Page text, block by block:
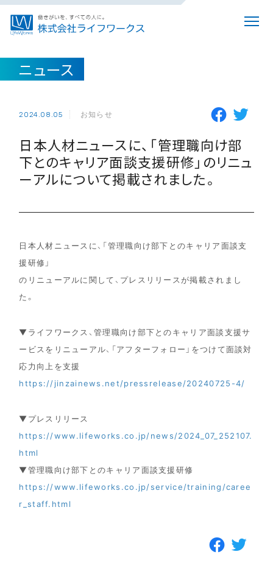
ニュース
2024.08.05 お知らせ
日本人材ニュースに、「管理職向け部
下とのキャリア面談支援研修」のリニュ
ーアルについて掲載されました。
日本人材ニュースに、「管理職向け部下とのキャリア面談支
援研修」
のリニューアルに関して、プレスリリースが掲載されまし
た。
▼ライフワークス、管理職向け部下とのキャリア面談支援サ
ービスをリニューアル、「アフターフォロー」をつけて面談対
応力向上を支援
https://jinzainews.net/pressrelease/20240725-4/
▼プレスリリース
https://www.lifeworks.co.jp/news/2024_07_252107.
html
▼管理職向け部下とのキャリア面談支援研修
https://www.lifeworks.co.jp/service/training/caree
r_staff.html